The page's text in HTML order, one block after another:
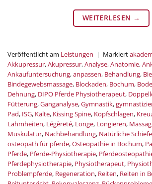
WEITERLESEN →
Veröffentlicht am Leistungen | Markiert
Akkupressur,Akupressur,Analyse,Anatomie,
Ankaufuntersuchung,anpassen, Behandlung,
Bindegewebsmassage, Blockaden, Bochum,
Dehnung, DIPO Pferde Physiotherapeut,
Fütterung,Ganganalyse,Gymnastik,
Pad, ISG, Kälte, Kissing Spine, Kopfschlagen,
Lahmheiten, Légèreté, Longe, Longieren,
Muskulatur, Nachbehandlung, Natürliche Schiefe
osteopath für pferde,Osteopathie in Bochum,
Pferde, Pferde-Physiotherapie,
Pferdephysiotherapie, Physiotherapeut,
Problempferde, Regeneration, Reiten, Reiten in